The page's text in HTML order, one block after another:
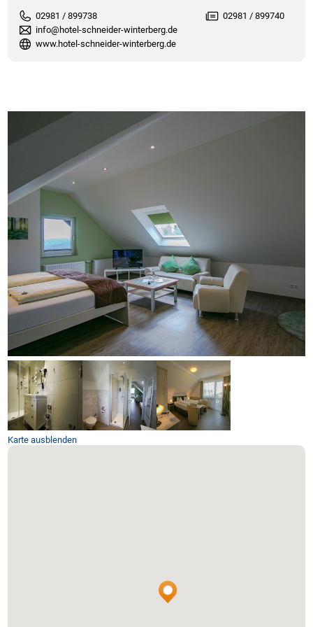
02981 / 899738
02981 / 899740
info@hotel-schneider-winterberg.de
www.hotel-schneider-winterberg.de
Karte ausblenden